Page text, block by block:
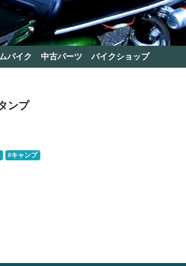
バイク 中古パーツ バイクショップ
ンプ
#キャンプ